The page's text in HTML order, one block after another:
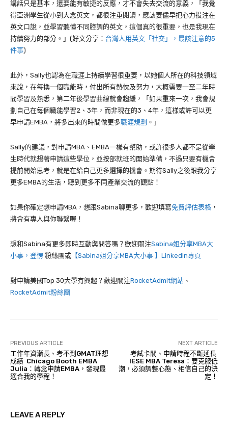
講話只是基本，還要能有敏捷的反應，才不會失去交流的意義，「我覺
得亞洲學生從小到大念英文，都很注重閱讀，應該要儘早把心力投注在
英文口說，並學習聽懂不同腔調的英文，這個真的很重要，也是我現在
持續努力的部分。」(好文分享： 台灣人用英文「社交」，最該注意的5
件事)
此外，Sally也認為在職涯上持續學習很重要，以她個人所在的科技領域
來說，在每換一個職能時，付出所有熱忱及努力，大概需要一至二年時
間學習及熟悉，第二年後學習曲線就會趨緩，「如果重來一次，我會規
劃自己在每個職能學習2、3年，而非現在的3、4年，這樣或許可以更
早申請EMBA，將多出來的時間做更多職涯規劃 。」
Sally的建議，對申請MBA、EMBA一樣有幫助，或許很多人都不是從學
生時代就想著申請這些學位，並按部就班的開始準備，不過只要有機會
提前開始思考，就是在給自己更多選擇的機會。期待Sally之後跟我分享
更多EMBA的生活，聽到更多不同產業交流的觀點！
如果你確定想申請MBA，想跟Sabina聊更多，歡迎填寫免費評估表格 ，
將會有專人與你聯繫喔！
想和Sabina有更多即時互動與問答嗎？歡迎關注Sabina姐分享MBA大
小事，登愣 粉絲團或 【Sabina姐分享MBA大小事 】LinkedIn專頁
對申請美國Top 30大學有興趣？歡迎關注RocketAdmit網站 、
RocketAdmit粉絲團
PREVIOUS ARTICLE
工作年資漸長、考不到GMAT理想
成績 Chicago Booth EMBA
Julia：轉念申請EMBA，發現最
適合我的學程！
NEXT ARTICLE
考試卡關、申請時程不斷延長
IESE MBA Teresa：要克服低
潮，必須調整心態、相信自己的決
定！
LEAVE A REPLY